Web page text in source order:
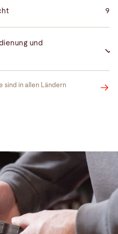
und
sind in allen Ländern